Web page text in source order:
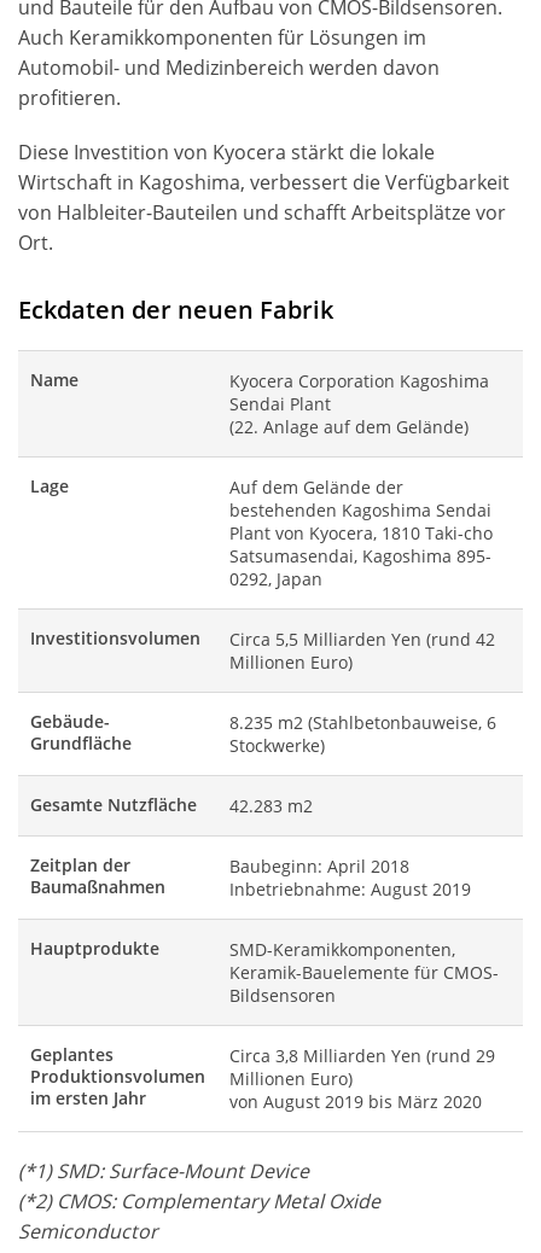
und Bauteile für den Aufbau von CMOS-Bildsensoren.
Auch Keramikkomponenten für Lösungen im
Automobil- und Medizinbereich werden davon
profitieren.
Diese Investition von Kyocera stärkt die lokale
Wirtschaft in Kagoshima, verbessert die Verfügbarkeit
von Halbleiter-Bauteilen und schafft Arbeitsplätze vor
Ort.
Eckdaten der neuen Fabrik
Name
Kyocera Corporation Kagoshima
Sendai Plant
(22. Anlage auf dem Gelände)
Lage
Auf dem Gelände der
bestehenden Kagoshima Sendai
Plant von Kyocera, 1810 Taki-cho
Satsumasendai, Kagoshima 895-
0292, Japan
Investitionsvolumen
Circa 5,5 Milliarden Yen (rund 42
Millionen Euro)
Gebäude-
Grundfläche
8.235 m2 (Stahlbetonbauweise, 6
Stockwerke)
Gesamte Nutzfläche 42.283 m2
Zeitplan der
Baumaßnahmen
Baubeginn: April 2018
Inbetriebnahme: August 2019
Hauptprodukte
SMD-Keramikkomponenten,
Keramik-Bauelemente für CMOS-
Bildsensoren
Geplantes
Produktionsvolumen
im ersten Jahr
Circa 3,8 Milliarden Yen (rund 29
Millionen Euro)
von August 2019 bis März 2020
(*1) SMD: Surface-Mount Device
(*2) CMOS: Complementary Metal Oxide
Semiconductor